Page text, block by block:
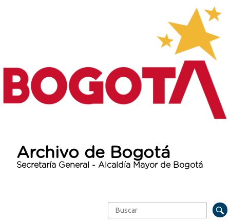
Archivo de Bogotá
Secretaría General - Alcaldía Mayor de Bogotá
Formulario de búsqueda
Buscar